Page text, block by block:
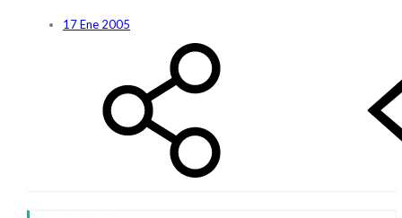
17 Ene 2005